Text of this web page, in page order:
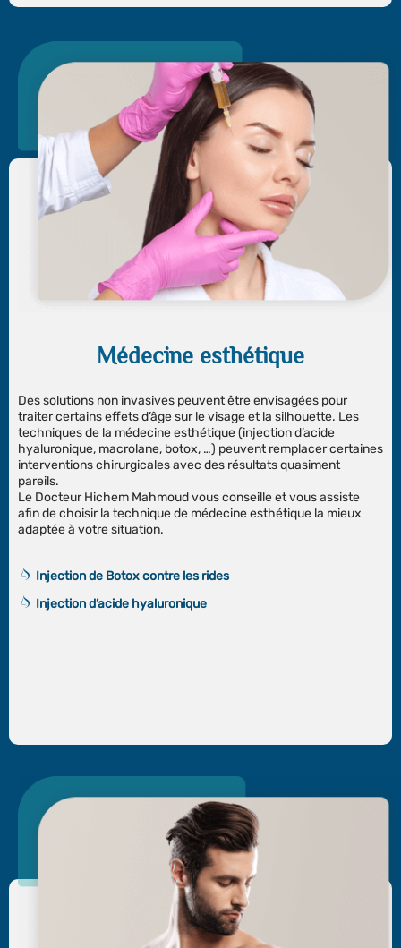
Médecine esthétique
Des solutions non invasives peuvent être envisagées pour
traiter certains effets d’âge sur le visage et la silhouette. Les
techniques de la médecine esthétique (injection d’acide
hyaluronique, macrolane, botox, …) peuvent remplacer certaines
interventions chirurgicales avec des résultats quasiment
pareils.
Le Docteur Hichem Mahmoud vous conseille et vous assiste
afin de choisir la technique de médecine esthétique la mieux
adaptée à votre situation.
Injection de Botox contre les rides
Injection d’acide hyaluronique